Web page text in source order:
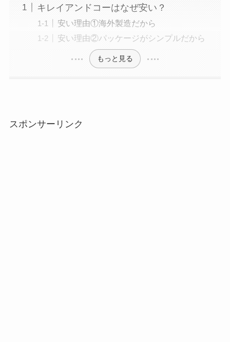
キレイアンドコーはなぜ安い？
安い理由①海外製造だから
安い理由②パッケージがシンプルだから
もっと見る
スポンサーリンク